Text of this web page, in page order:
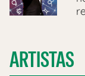
ARTISTAS